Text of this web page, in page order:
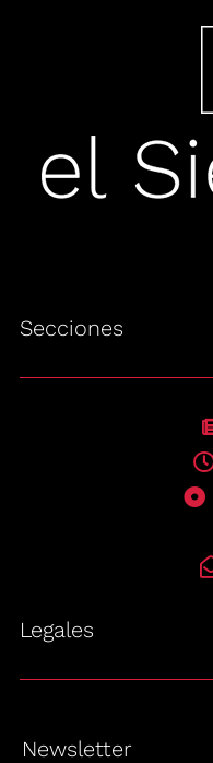
Secciones
Legales
Newsletter